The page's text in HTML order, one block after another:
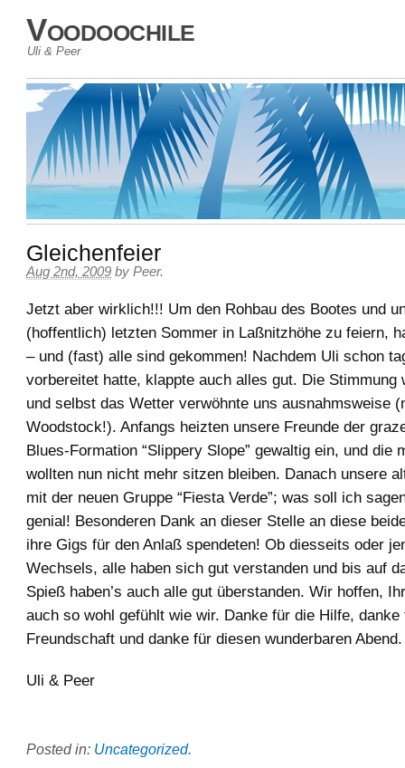
Voodoochile
Uli & Peer
Gleichenfeier
Aug 2nd, 2009 by Peer.
Jetzt aber wirklich!!! Um den Rohbau des Bootes und
(hoffentlich) letzten Sommer in Laßnitzhöhe zu feiern,
– und (fast) alle sind gekommen! Nachdem Uli schon
vorbereitet hatte, klappte auch alles gut. Die Stimmung
und selbst das Wetter verwöhnte uns ausnahmsweise
Woodstock!). Anfangs heizten unsere Freunde der
Blues-Formation “Slippery Slope” gewaltig ein, und die
wollten nun nicht mehr sitzen bleiben. Danach unsere
mit der neuen Gruppe “Fiesta Verde”; was soll ich
genial! Besonderen Dank an dieser Stelle an diese
ihre Gigs für den Anlaß spendeten! Ob diesseits oder
Wechsels, alle haben sich gut verstanden und bis auf
Spieß haben’s auch alle gut überstanden. Wir hoffen,
auch so wohl gefühlt wie wir. Danke für die Hilfe, danke
Freundschaft und danke für diesen wunderbaren Abend.
Uli & Peer
Posted in: Uncategorized.